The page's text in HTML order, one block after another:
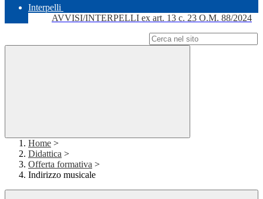
Interpelli
AVVISI/INTERPELLI ex art. 13 c. 23 O.M. 88/2024
Home >
Didattica >
Offerta formativa >
Indirizzo musicale